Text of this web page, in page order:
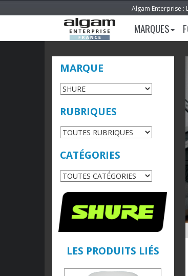
Algam Enterprise :
MARQUES
MARQUE
RUBRIQUES
CATÉGORIES
LES PRODUITS LIÉS